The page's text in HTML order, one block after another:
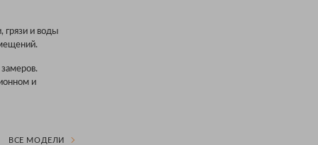
грязи и воды
и
ВСЕ МОДЕЛИ